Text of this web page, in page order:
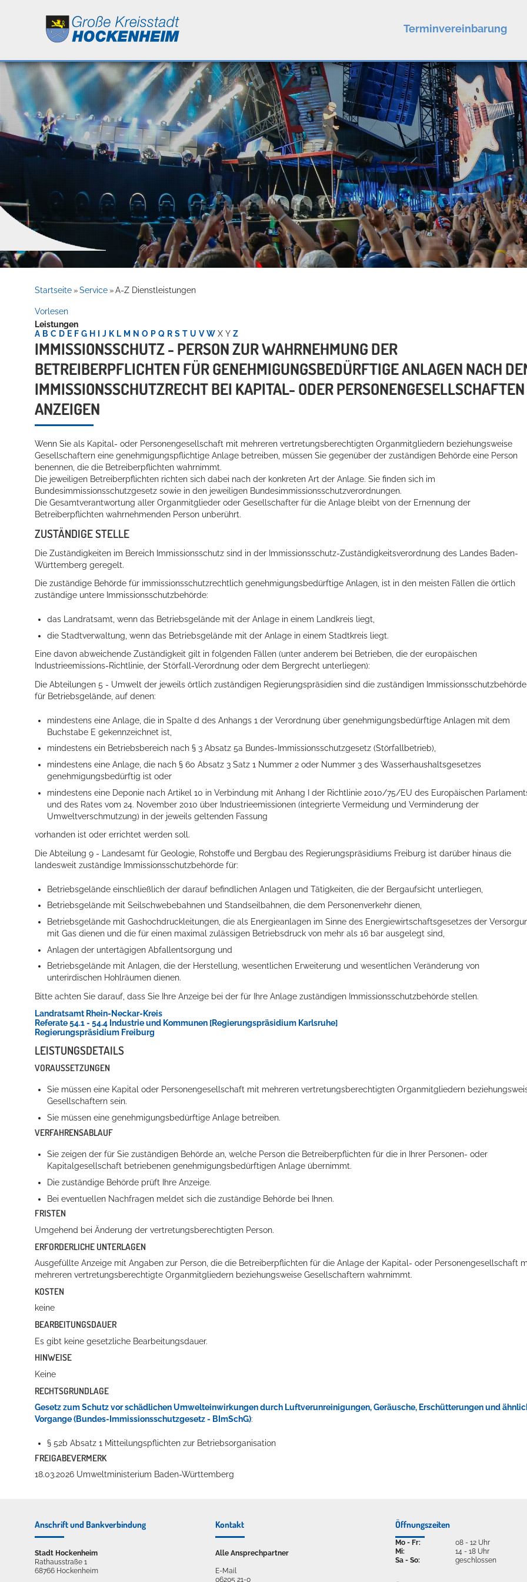
Leben
Kultur
Service
Terminvereinbarung
Willkommen in Hockenheim
Konzerte, Tagungen und vieles mehr
Die Stadthalle Hockenheim bietet den perfekten Standort für Events aller Art!
mehr dazu...
Erleben in Hockenheim
Spaß unter prickelnden Wasserfällen, das rauschende Meer im Wellenbecken oder doch lieber die pure Entspannung auf der
mehr dazu...
Startseite » Service » A-Z Dienstleistungen
Vorlesen
Leistungen
A B C D E F G H J K L M N O P Q R S T U V W X Y Z
IMMISSIONSSCHUTZ - PERSON ZUR WAHRNEHMUNG DER
BETREIBERPFLICHTEN FÜR GENEHMIGUNGSBEDÜRFTIGE ANLAGEN NACH
IMMISSIONSSCHUTZRECHT BEI KAPITAL- ODER PERSONENGESELLSCHAFTEN
ANZEIGEN
Wenn Sie als Kapital- oder Personengesellschaft mit mehreren vertretungsberechtigten Organmitgliedern beziehungsweise
Gesellschaftern eine genehmigungspflichtige Anlage betreiben, müssen Sie gegenüber der zuständigen Behörde eine Person
benennen, die die Betreiberpflichten wahrnimmt.
Die jeweiligen Betreiberpflichten richten sich dabei nach der konkreten Art der Anlage. Sie finden sich im
Bundesimmissionsschutzgesetz sowie in den jeweiligen Bundesimmissionsschutzverordnungen.
Die Gesamtverantwortung aller Organmitglieder oder Gesellschafter für die Anlage bleibt von der Ernennung der
Betreiberpflichten wahrnehmenden Person unberührt.
ZUSTÄNDIGE STELLE
Die Zuständigkeiten im Bereich Immissionsschutz sind in der Immissionsschutz-Zuständigkeitsverordnung des Landes Baden-
Württemberg geregelt.
Die zuständige Behörde für immissionsschutzrechtlich genehmigungsbedürftige Anlagen, ist in den meisten Fällen die örtlich
zuständige untere Immissionsschutzbehörde:
das Landratsamt, wenn das Betriebsgelände mit der Anlage in einem Landkreis liegt,
die Stadtverwaltung, wenn das Betriebsgelände mit der Anlage in einem Stadtkreis liegt.
Eine davon abweichende Zuständigkeit gilt in folgenden Fällen (unter anderem bei Betrieben, die der europäischen
Industrieemissions-Richtlinie, der Störfall-Verordnung oder dem Bergrecht unterliegen):
Die Abteilungen 5 - Umwelt der jeweils örtlich zuständigen Regierungspräsidien sind die zuständigen
für Betriebsgelände, auf denen:
mindestens eine Anlage, die in Spalte d des Anhangs 1 der Verordnung über genehmigungsbedürftige Anlagen mit dem
Buchstabe E gekennzeichnet ist,
mindestens ein Betriebsbereich nach § 3 Absatz 5a Bundes-Immissionsschutzgesetz (Störfallbetrieb),
mindestens eine Anlage, die nach § 60 Absatz 3 Satz 1 Nummer 2 oder Nummer 3 des Wasserhaushaltsgesetzes
genehmigungsbedürftig ist oder
mindestens eine Deponie nach Artikel 10 in Verbindung mit Anhang I der Richtlinie 2010/75/EU des Europäischen
und des Rates vom 24. November 2010 über Industrieemissionen (integrierte Vermeidung und Verminderung der
Umweltverschmutzung) in der jeweils geltenden Fassung
vorhanden ist oder errichtet werden soll.
Die Abteilung 9 - Landesamt für Geologie, Rohstoffe und Bergbau des Regierungspräsidiums Freiburg ist darüber hinaus die
landesweit zuständige Immissionsschutzbehörde für:
Betriebsgelände einschließlich der darauf befindlichen Anlagen und Tätigkeiten, die der Bergaufsicht unterliegen,
Betriebsgelände mit Seilschwebebahnen und Standseilbahnen, die dem Personenverkehr dienen,
Betriebsgelände mit Gashochdruckleitungen, die als Energieanlagen im Sinne des Energiewirtschaftsgesetzes der
mit Gas dienen und die für einen maximal zulässigen Betriebsdruck von mehr als 16 bar ausgelegt sind,
Anlagen der untertägigen Abfallentsorgung und
Betriebsgelände mit Anlagen, die der Herstellung, wesentlichen Erweiterung und wesentlichen Veränderung von
unterirdischen Hohlräumen dienen.
Bitte achten Sie darauf, dass Sie Ihre Anzeige bei der für Ihre Anlage zuständigen Immissionsschutzbehörde stellen.
Landratsamt Rhein-Neckar-Kreis
Referate 54.1 - 54.4 Industrie und Kommunen [Regierungspräsidium Karlsruhe]
Regierungspräsidium Freiburg
LEISTUNGSDETAILS
VORAUSSETZUNGEN
Sie müssen eine Kapital oder Personengesellschaft mit mehreren vertretungsberechtigten Organmitgliedern
Gesellschaftern sein.
Sie müssen eine genehmigungsbedürftige Anlage betreiben.
VERFAHRENSABLAUF
Sie zeigen der für Sie zuständigen Behörde an, welche Person die Betreiberpflichten für die in Ihrer Personen- oder
Kapitalgesellschaft betriebenen genehmigungsbedürftigen Anlage übernimmt.
Die zuständige Behörde prüft Ihre Anzeige.
Bei eventuellen Nachfragen meldet sich die zuständige Behörde bei Ihnen.
FRISTEN
Umgehend bei Änderung der vertretungsberechtigten Person.
ERFORDERLICHE UNTERLAGEN
Ausgefüllte Anzeige mit Angaben zur Person, die die Betreiberpflichten für die Anlage der Kapital- oder Personengesellschaft
mehreren vertretungsberechtigte Organmitgliedern beziehungsweise Gesellschaftern wahrnimmt.
KOSTEN
keine
BEARBEITUNGSDAUER
Es gibt keine gesetzliche Bearbeitungsdauer.
HINWEISE
Keine
RECHTSGRUNDLAGE
Gesetz zum Schutz vor schädlichen Umwelteinwirkungen durch Luftverunreinigungen, Geräusche, Erschütterungen und
Vorgange (Bundes-Immissionsschutzgesetz - BImSchG):
§ 52b Absatz 1 Mitteilungspflichten zur Betriebsorganisation
FREIGABEVERMERK
18.03.2026 Umweltministerium Baden-Württemberg
Anschrift und Bankverbindung
Stadt Hockenheim
Rathausstraße 1
68766 Hockenheim
Kontakt
Alle Ansprechpartner
E-Mail
06205 21-0
Öffnungszeiten
Mo - Fr:
Mi:
Sa - So:
08 - 12 Uhr
14 - 18 Uhr
geschlossen